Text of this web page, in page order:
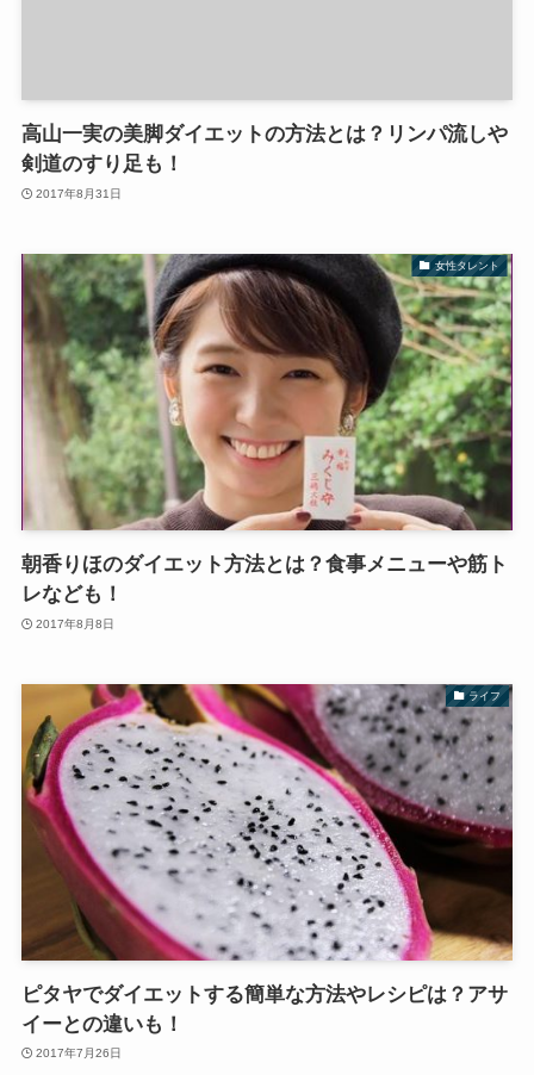
高山一実の美脚ダイエットの方法とは？リンパ流しや
剣道のすり足も！
2017年8月31日
女性タレント
朝香りほのダイエット方法とは？食事メニューや筋ト
レなども！
2017年8月8日
ライフ
ピタヤでダイエットする簡単な方法やレシピは？アサ
イーとの違いも！
2017年7月26日